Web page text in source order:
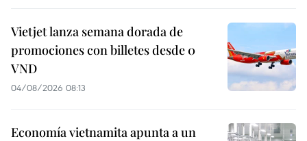
Vietjet lanza semana dorada de
promociones con billetes desde 0
VND
04/08/2026 08:13
Economía vietnamita apunta a un